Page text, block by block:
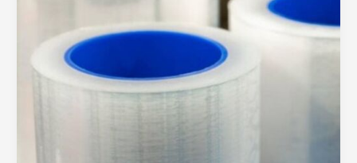
QUALITÀ
PRODUTTIVITÀ